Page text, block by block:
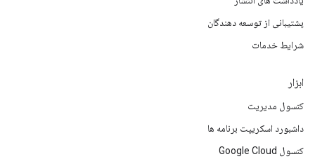
پشتیبانی از توسعه دهندگان
شرایط خدمات
ابزار
کنسول مدیریت
داشبورد اسکریپت برنامه ها
کنسول Google Cloud